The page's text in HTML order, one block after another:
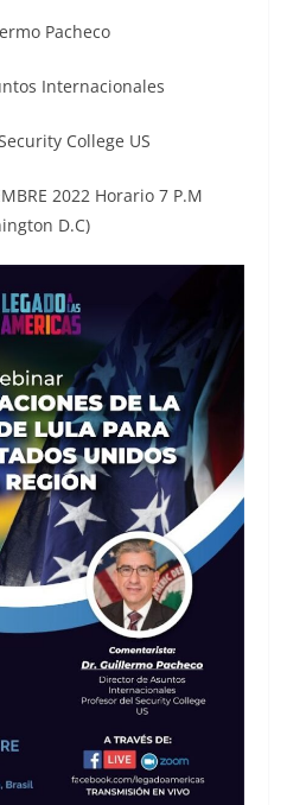
Pacheco
Internacionales
College US
2022 Horario 7 P.M
D.C)